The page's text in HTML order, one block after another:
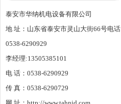
泰安市华纳机电设备有限公司
地 址：山东省泰安市灵山大街66号电话
0538-6290929
李经理:13505385101
电 话：0538-6290929
传 真：0538-6290729